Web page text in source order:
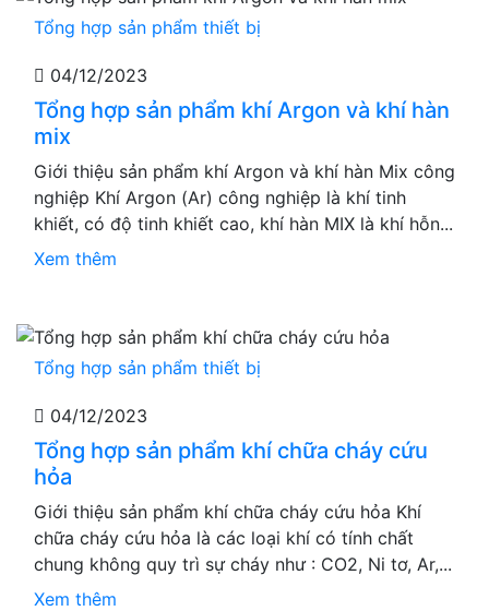
Tổng hợp sản phẩm thiết bị
04/12/2023
Tổng hợp sản phẩm khí Argon và khí hàn
mix
Giới thiệu sản phẩm khí Argon và khí hàn Mix công
nghiệp Khí Argon (Ar) công nghiệp là khí tinh
khiết, có độ tinh khiết cao, khí hàn MIX là khí hỗn...
Xem thêm
Tổng hợp sản phẩm thiết bị
04/12/2023
Tổng hợp sản phẩm khí chữa cháy cứu
hỏa
Giới thiệu sản phẩm khí chữa cháy cứu hỏa Khí
chữa cháy cứu hỏa là các loại khí có tính chất
chung không quy trì sự cháy như : CO2, Ni tơ, Ar,...
Xem thêm